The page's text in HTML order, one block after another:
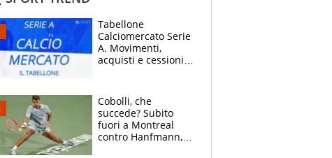
Tabellone
Calciomercato Serie
A. Movimenti,
acquisti e cessioni:
Cobolli, che
succede? Subito
fuori a Montreal
contro Hanfmann,